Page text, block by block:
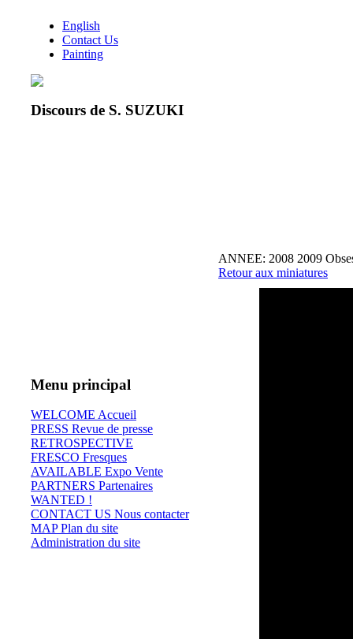
English
Contact Us
Painting
Discours de S. SUZUKI
Menu principal
WELCOME Accueil
PRESS Revue de presse
RETROSPECTIVE
FRESCO Fresques
AVAILABLE Expo Vente
PARTNERS Partenaires
WANTED !
CONTACT US Nous contacter
MAP Plan du site
Administration du site
ANNEE: 2008 2009
Retour aux miniatures